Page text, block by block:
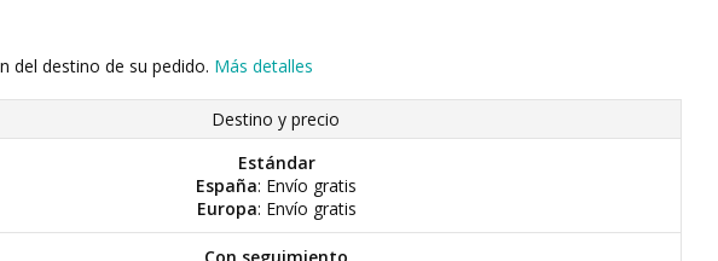
del destino de su pedido. Más detalles
Destino y precio
Estándar
España: Envío gratis
Europa: Envío gratis